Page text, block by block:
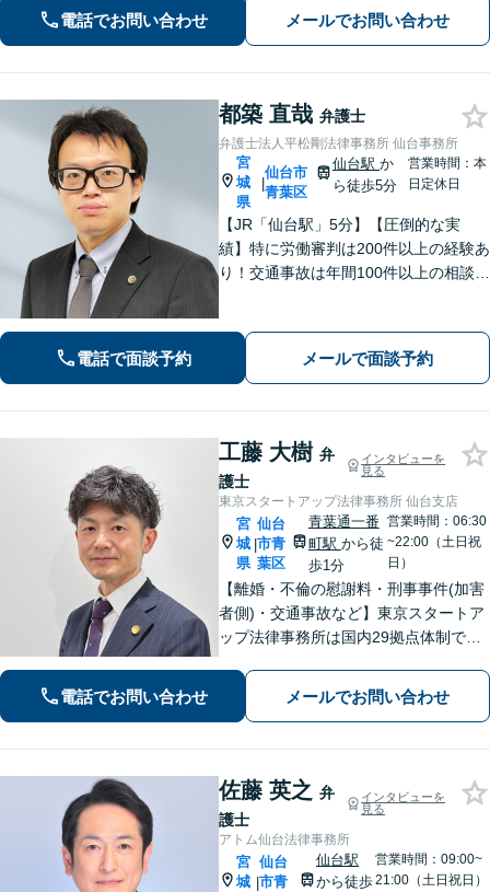
くことを最も重視しています。お困り
の方はご相談ください。9名の弁護士が
電話でお問い合わせ メールでお問い合わせ
都築 直哉 弁護士
弁護士法人平松剛法律事務所 仙台事務所
宮
城
県
|
仙台市
青葉区
仙台駅 か
ら徒歩5分
営業時間：本
日定休日
【JR「仙台駅」5分】【圧倒的な実
績】特に労働審判は200件以上の経験あ
り！交通事故は年間100件以上の相談対
士資格あり】【中小企業診断士資格あ
り】【東北大学法学研究科助教も経
電話で面談予約 メールで面談予約
工藤 大樹 弁
護士
インタビューを
見る
東京スタートアップ法律事務所 仙台支店
宮
城
県
|
仙台
市青
葉区
青葉通一番
町駅 から徒
歩1分
営業時間：06:30
~22:00（土日祝
日）
【離婚・不倫の慰謝料・刑事事件(加害
者側)・交通事故など】東京スタートア
ップ法律事務所は国内29拠点体制で全
対応(法律相談は完全予約制)】各分野で
専門性の高い弁護士が寄り添い解決を
電話でお問い合わせ メールでお問い合わせ
佐藤 英之 弁
護士
インタビューを
見る
アトム仙台法律事務所
宮
城 |
仙台
市青
仙台駅
から徒歩
営業時間：09:00~
21:00（土日祝日）